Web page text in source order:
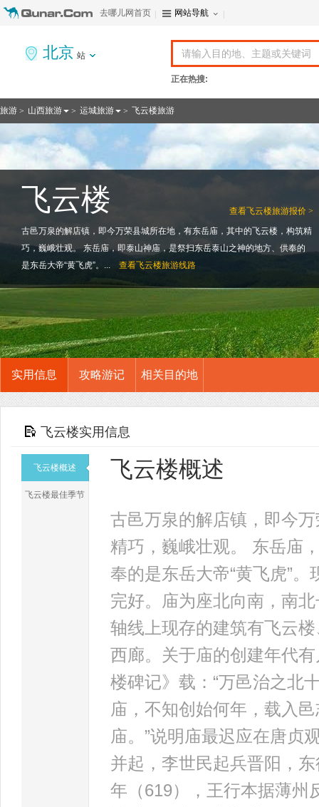
去哪儿网首页 网站导航
北京 站
正在热搜:
旅游 > 山西旅游 > 运城旅游 > 飞云楼旅游
查看飞云楼旅游报价 >
飞云楼
古邑万泉的解店镇，即今万荣县城所在地，有东岳庙，其中的飞云楼，构筑精
巧，巍峨壮观。 东岳庙，即泰山神庙，是祭扫东岳泰山之神的地方、供奉的
是东岳大帝“黄飞虎”。...
查看飞云楼旅游线路
实用信息 攻略游记 相关目的地
飞云楼实用信息
飞云楼概述
飞云楼最佳季节
飞云楼概述
古邑万泉的解店镇，即今
精巧，巍峨壮观。 东岳庙
奉的是东岳大帝“黄飞虎”
完好。庙为座北向南，南
轴线上现存的建筑有飞云
西廊。关于庙的创建年代
楼碑记》载：“万邑治之北
庙，不知创始何年，载入
庙。”说明庙最迟应在唐贞
并起，李世民起兵晋阳，
年（619），王行本据薄州